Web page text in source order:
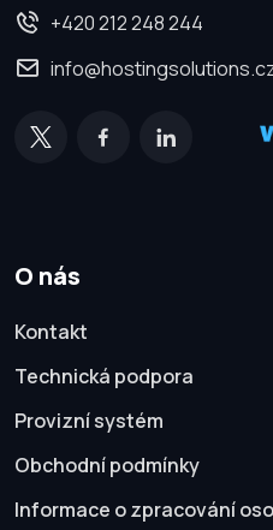
+420 212 248 244
O nás
Kontakt
Technická podpora
Provizní systém
Obchodní podmínky
Informace o zpracování